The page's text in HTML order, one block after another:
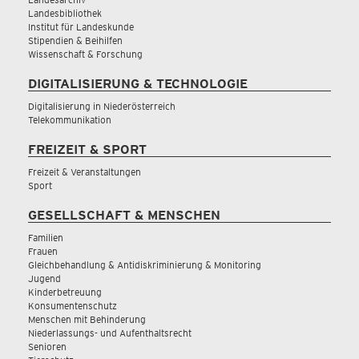
Landesbibliothek
Institut für Landeskunde
Stipendien & Beihilfen
Wissenschaft & Forschung
DIGITALISIERUNG & TECHNOLOGIE
Digitalisierung in Niederösterreich
Telekommunikation
FREIZEIT & SPORT
Freizeit & Veranstaltungen
Sport
GESELLSCHAFT & MENSCHEN
Familien
Frauen
Gleichbehandlung & Antidiskriminierung & Monitoring
Jugend
Kinderbetreuung
Konsumentenschutz
Menschen mit Behinderung
Niederlassungs- und Aufenthaltsrecht
Senioren